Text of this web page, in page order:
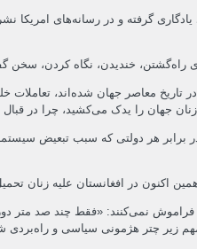
گرفته و در رسانه‌های
راه‌گشتن، خندیدن، نگاه کردن،
تاریخ معاصر جهان شده‌اند،
زنان جهان را یدک می‌کشید، چرا در
هر دولتی که سبب تبعیض
اکنون در افغانستان علیه زنان
فراموش نمی‌کنند: «فقط چند صد
زیر چتر هژمونی سیاسی و